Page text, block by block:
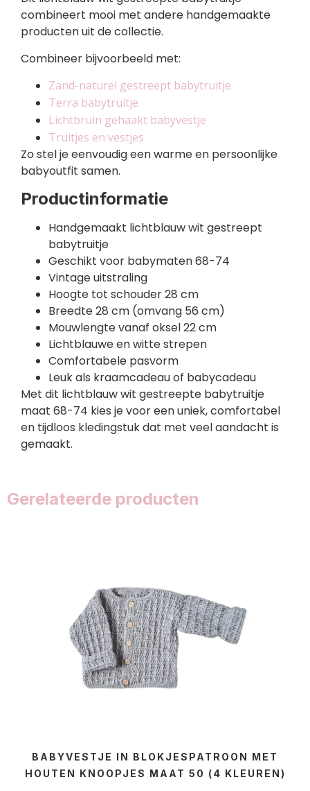
combineert mooi met andere handgemaakte
producten uit de collectie.
Combineer bijvoorbeeld met:
Zand-naturel gestreept babytruitje
Terra babytruitje
Lichtbruin gehaakt babyvestje
Truitjes en vestjes
Zo stel je eenvoudig een warme en persoonlijke
babyoutfit samen.
Productinformatie
Handgemaakt lichtblauw wit gestreept
babytruitje
Geschikt voor babymaten 68-74
Vintage uitstraling
Hoogte tot schouder 28 cm
Breedte 28 cm (omvang 56 cm)
Mouwlengte vanaf oksel 22 cm
Lichtblauwe en witte strepen
Comfortabele pasvorm
Leuk als kraamcadeau of babycadeau
Met dit lichtblauw wit gestreepte babytruitje
maat 68-74 kies je voor een uniek, comfortabel
en tijdloos kledingstuk dat met veel aandacht is
gemaakt.
Gerelateerde producten
BABYVESTJE IN BLOKJESPATROON MET
HOUTEN KNOOPJES MAAT 50 (4 KLEUREN)